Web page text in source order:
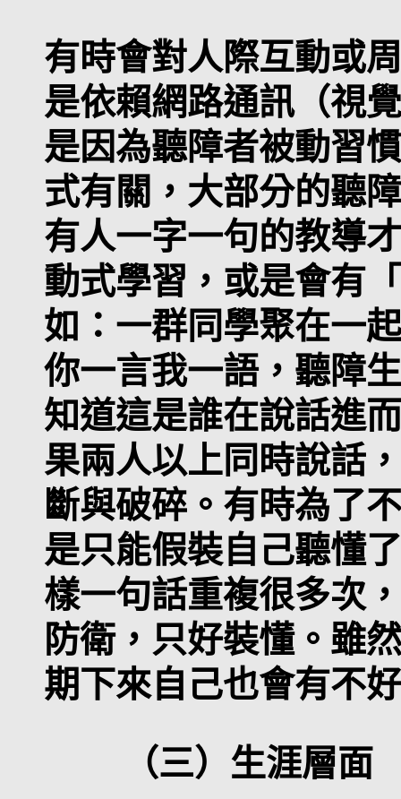
有時會對人際互動或
是依賴網路通訊（視
是因為聽障者被動習
式有關，大部分的聽
有人一字一句的教導
動式學習，或是會有
如：一群同學聚在一
你一言我一語，聽障
知道這是誰在說話進
果兩人以上同時說話
斷與破碎。有時為了
是只能假裝自己聽懂
樣一句話重複很多次
防衛，只好裝懂。雖
期下來自己也會有不
（三）生涯層面